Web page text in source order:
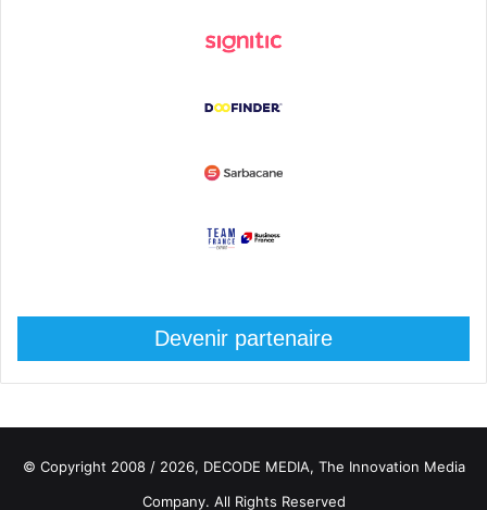
Devenir partenaire
© Copyright 2008 / 2026, DECODE MEDIA, The Innovation Media
Company. All Rights Reserved